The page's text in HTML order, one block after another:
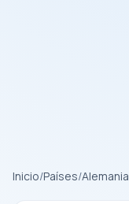
Inicio/Países/Alemania